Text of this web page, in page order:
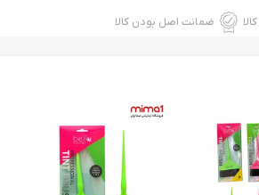
ضمانت اصل بودن کالا